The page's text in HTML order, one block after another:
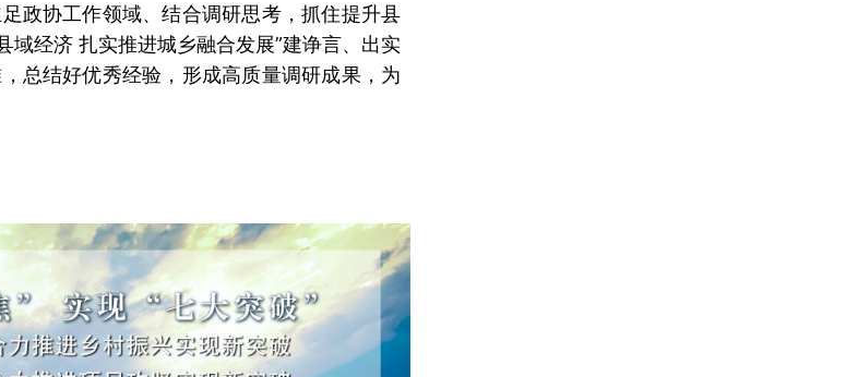
政协工作领域、结合调研思考，抓住提升县
域经济 扎实推进城乡融合发展”建诤言、出实
总结好优秀经验，形成高质量调研成果，为